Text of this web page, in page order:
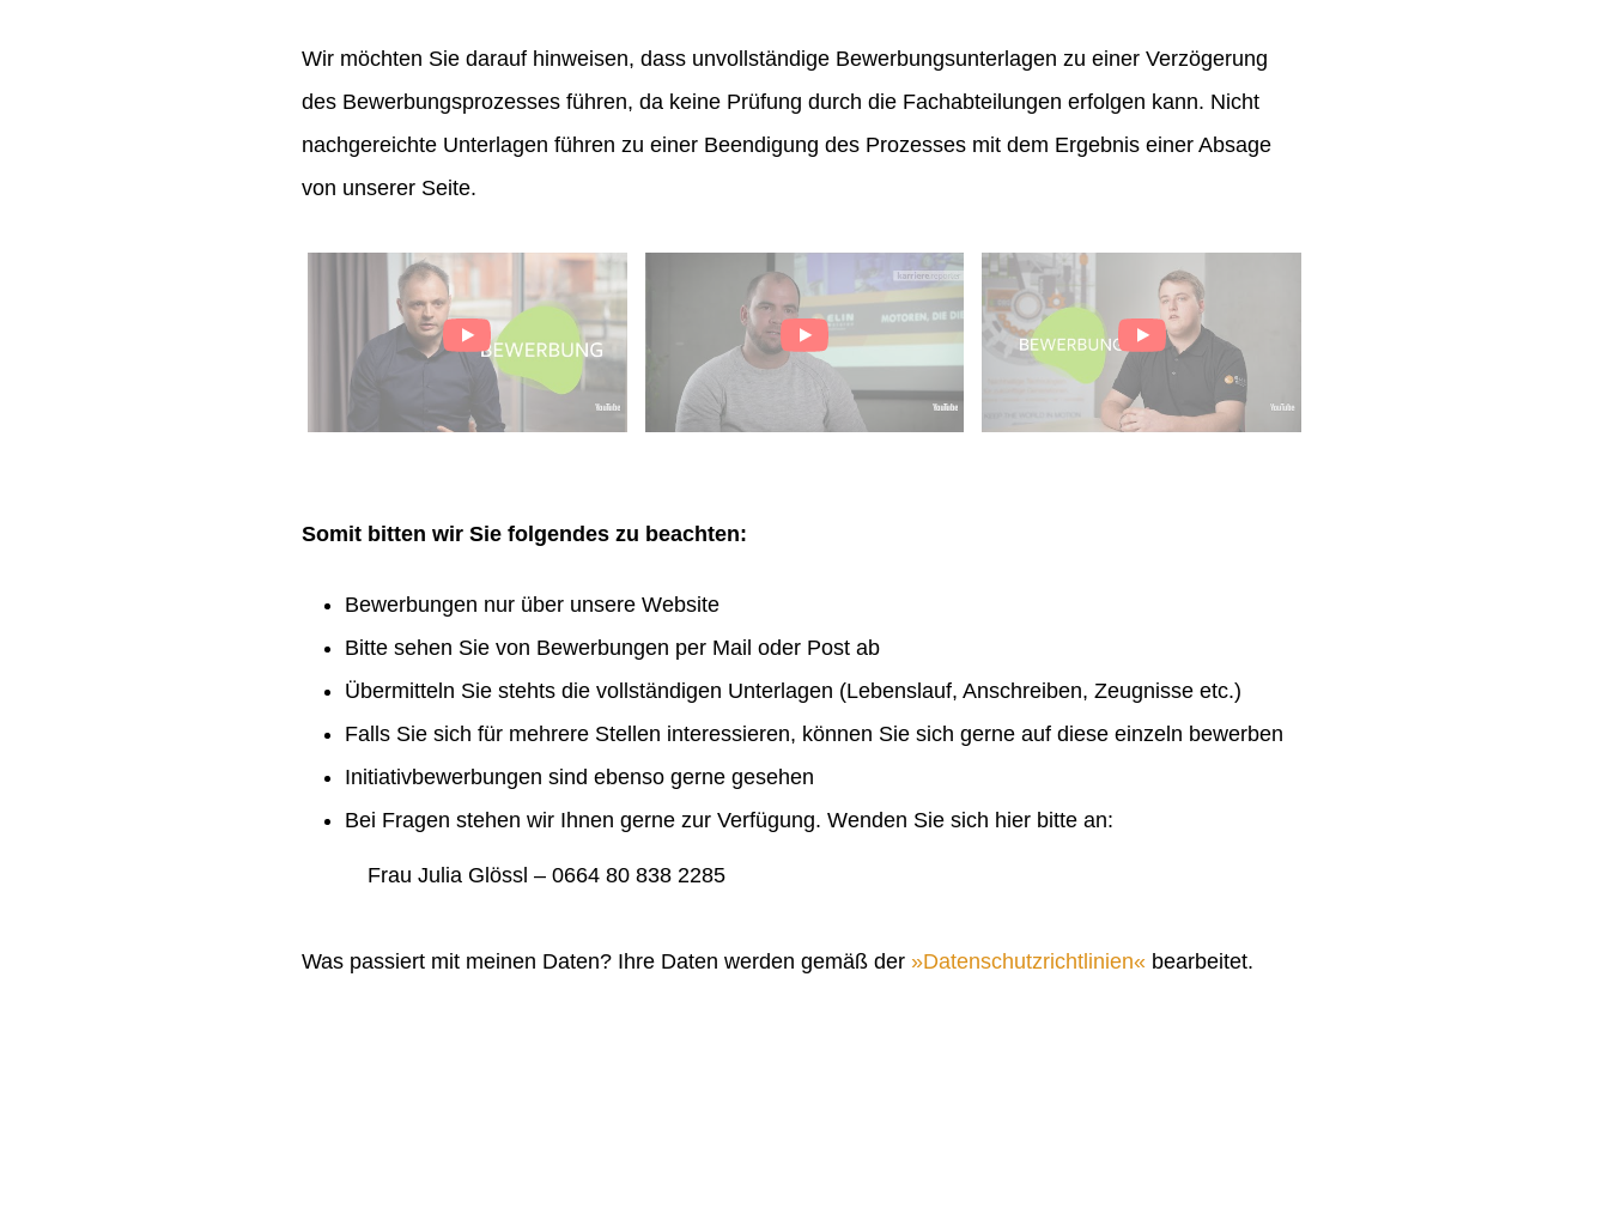
Wir möchten Sie darauf hinweisen, dass unvollständige Bewerbungsunterlagen zu einer Verzögerung
des Bewerbungsprozesses führen, da keine Prüfung durch die Fachabteilungen erfolgen kann. Nicht
nachgereichte Unterlagen führen zu einer Beendigung des Prozesses mit dem Ergebnis einer Absage
von unserer Seite.
Somit bitten wir Sie folgendes zu beachten:
Bewerbungen nur über unsere Website
Bitte sehen Sie von Bewerbungen per Mail oder Post ab
Übermitteln Sie stehts die vollständigen Unterlagen (Lebenslauf, Anschreiben, Zeugnisse etc.)
Falls Sie sich für mehrere Stellen interessieren, können Sie sich gerne auf diese einzeln bewerben
Initiativbewerbungen sind ebenso gerne gesehen
Bei Fragen stehen wir Ihnen gerne zur Verfügung. Wenden Sie sich hier bitte an:
Frau Julia Glössl – 0664 80 838 2285
Was passiert mit meinen Daten? Ihre Daten werden gemäß der Datenschutzrichtlinien bearbeitet.